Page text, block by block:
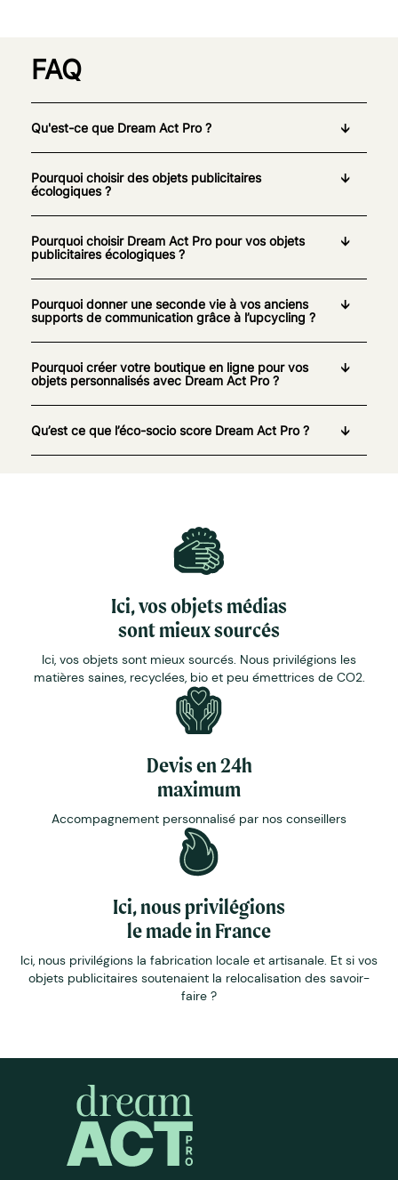
FAQ
Qu'est-ce que Dream Act Pro ?
Pourquoi choisir des objets publicitaires
écologiques ?
Pourquoi choisir Dream Act Pro pour vos objets
publicitaires écologiques ?
Pourquoi donner une seconde vie à vos anciens
supports de communication grâce à l’upcycling ?
Pourquoi créer votre boutique en ligne pour vos
objets personnalisés avec Dream Act Pro ?
Qu’est ce que l’éco-socio score Dream Act Pro ?
Ici, vos objets médias
sont mieux sourcés
Ici, vos objets sont mieux sourcés. Nous privilégions les
matières saines, recyclées, bio et peu émettrices de CO2.
Devis en 24h
maximum
Accompagnement personnalisé par nos conseillers
Ici, nous privilégions
le made in France
Ici, nous privilégions la fabrication locale et artisanale. Et si vos
objets publicitaires soutenaient la relocalisation des savoir-
faire ?